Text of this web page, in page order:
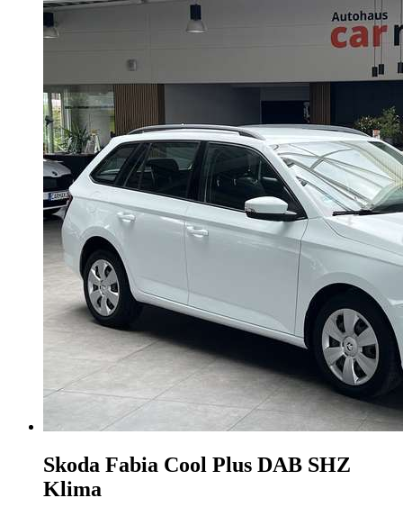
Skoda Fabia Cool Plus DAB SHZ
Klima